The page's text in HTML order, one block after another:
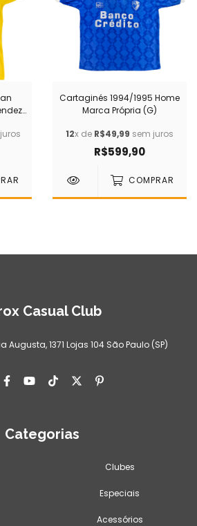
Cartaginés 1994/1995 Home
Marca Própria (G)
12x de R$49,99 sem juros
R$599,90
COMPRAR
Casual Club
Augusta, 1371 Lojas 104 São Paulo (SP)
Categorias
Clubes
Especiais
Acessórios